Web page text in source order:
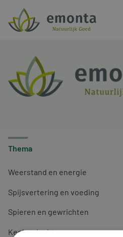
Ga naar de inhoud
Thema
Weerstand en energie
Spijsvertering en voeding
Spieren en gewrichten
Keel en luchtwegen